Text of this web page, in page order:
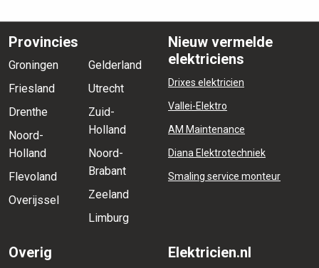
Provincies
Groningen
Friesland
Drenthe
Noord-
Holland
Flevoland
Overijssel
Gelderland
Utrecht
Zuid-
Holland
Noord-
Brabant
Zeeland
Limburg
Nieuw vermelde
elektriciens
Drixes elektricien
Vallei-Elektro
AM Maintenance
Diana Elektrotechniek
Smaling service monteur
Overig Elektricien.nl